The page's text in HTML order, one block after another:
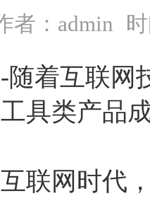
者：admin
随着互联网
具类产品
联网时代